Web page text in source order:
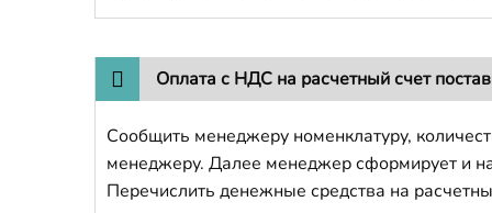
Оплата с НДС на расчетный счет
Сообщить менеджеру номенклатуру,
менеджеру. Далее менеджер сформирует и
Перечислить денежные средства на